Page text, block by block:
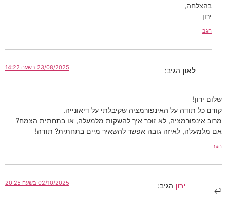
בהצלחה,
ירון
הגב
לאון הגיב: 23/08/2025 בשעה 14:22
שלום ירון!
קודם כל תודה על האינפורמציה שקיבלתי על דיאונייה.
מרוב אינפורמציה, לא זוכר איך להשקות מלמעלה, או בתחתית הצמח?
אם מלמעלה, לאיזה גובה אפשר להשאיר מיים בתחתית? תודה!
הגב
ירון הגיב: 02/10/2025 בשעה 20:25